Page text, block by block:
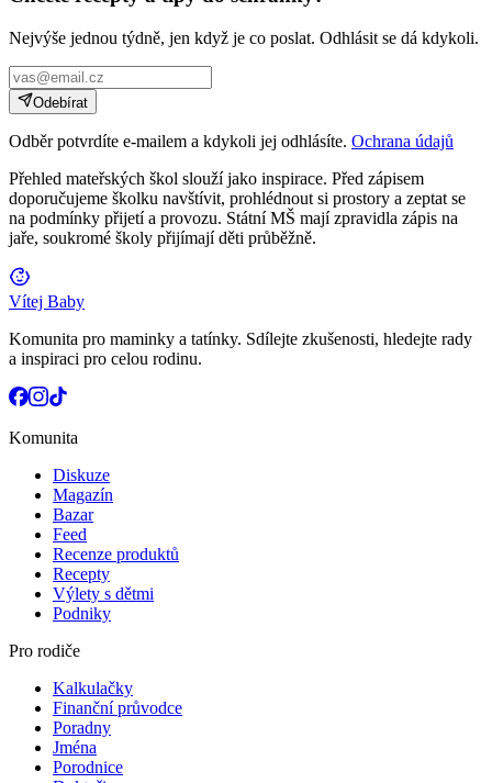
Nejvýše jednou týdně, jen když je co poslat. Odhlásit se dá kdykoli.
Odebírat
Odběr potvrdíte e-mailem a kdykoli jej odhlásíte. Ochrana údajů
Přehled mateřských škol slouží jako inspirace. Před zápisem
doporučujeme školku navštívit, prohlédnout si prostory a zeptat se
na podmínky přijetí a provozu. Státní MŠ mají zpravidla zápis na
jaře, soukromé školy přijímají děti průběžně.
Vítej Baby
Komunita pro maminky a tatínky. Sdílejte zkušenosti, hledejte rady
a inspiraci pro celou rodinu.
Komunita
Diskuze
Magazín
Bazar
Feed
Recenze produktů
Recepty
Výlety s dětmi
Podniky
Pro rodiče
Kalkulačky
Finanční průvodce
Poradny
Jména
Porodnice